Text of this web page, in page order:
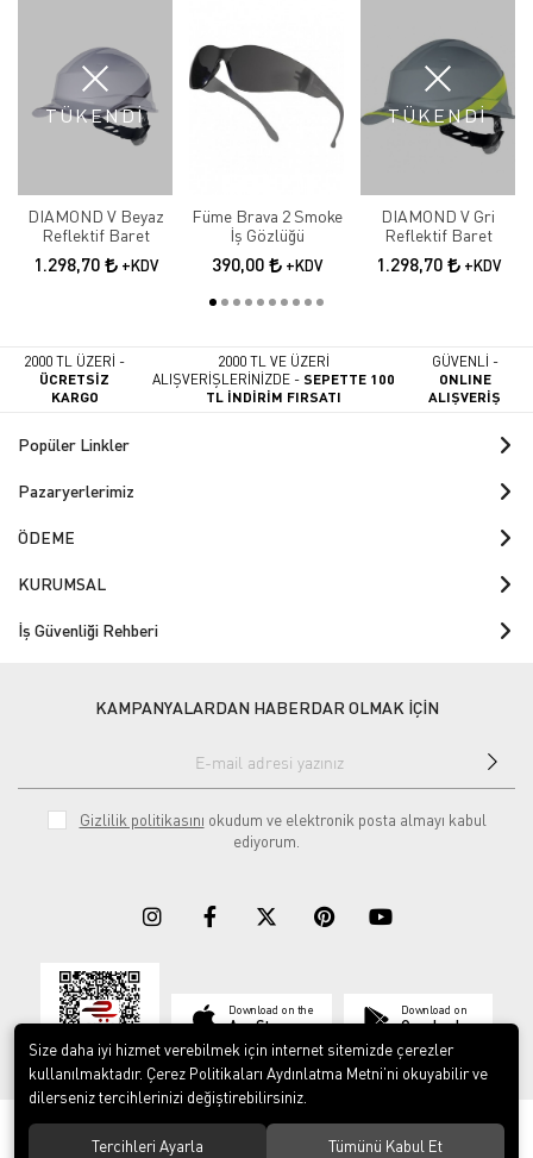
TÜKENDİ
DIAMOND V Beyaz
Reflektif Baret
1.298,70 +KDV
Füme Brava 2 Smoke
İş Gözlüğü
390,00 +KDV
TÜKENDİ
DIAMOND V Gri
Reflektif Baret
1.298,70 +KDV
2000 TL ÜZERİ -
ÜCRETSİZ
KARGO
2000 TL VE ÜZERİ
ALIŞVERİŞLERİNİZDE -SEPETTE 100
TL İNDİRİM FIRSATI
GÜVENLİ -
ONLINE
ALIŞVERİŞ
Popüler Linkler
Pazaryerlerimiz
ÖDEME
KURUMSAL
İş Güvenliği Rehberi
KAMPANYALARDAN HABERDAR OLMAK İÇİN
Gizlilik politikasını okudum ve elektronik posta almayı kabul
ediyorum.
Download on the
App Store
Download on
Google play
© 2023ERY İş Güvenliği Ekipmanları. Tüm hakları saklıdır.
Size daha iyi hizmet verebilmek için internet sitemizde çerezler
kullanılmaktadır. Çerez Politikaları Aydınlatma Metni’ni okuyabilir ve
dilerseniz tercihlerinizi değiştirebilirsiniz.
Tercihleri Ayarla Tümünü Kabul Et